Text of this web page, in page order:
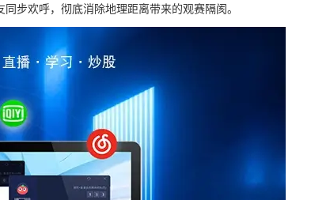
步欢呼，彻底消除地理距离带来的观赛隔阂。